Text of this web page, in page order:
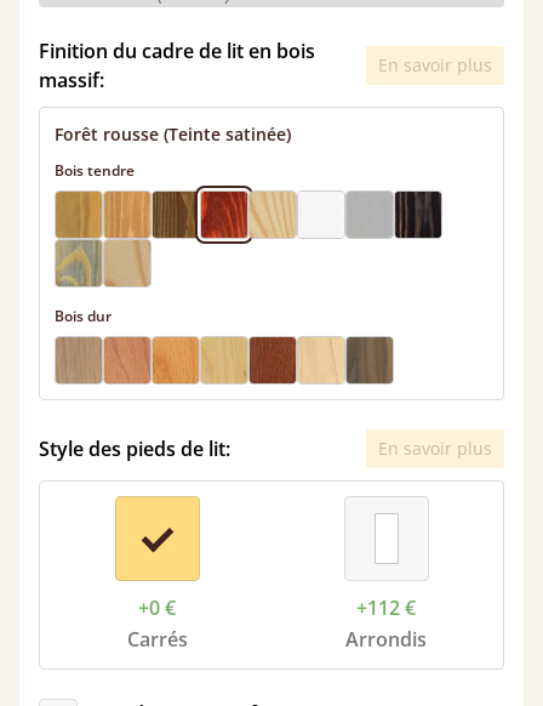
Finition du cadre de lit en bois
massif:
En savoir plus
Forêt rousse (Teinte satinée)
Bois tendre
Bois dur
Style des pieds de lit: En savoir plus
+0 €
Carrés
+112 €
Arrondis